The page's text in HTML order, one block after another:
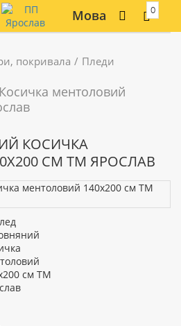
Мова 0
покривала
Пледи
ментоловий
КОСИЧКА
СМ ТМ ЯРОСЛАВ